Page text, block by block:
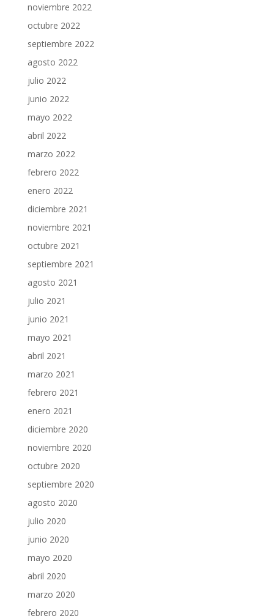
noviembre 2022
octubre 2022
septiembre 2022
agosto 2022
julio 2022
junio 2022
mayo 2022
abril 2022
marzo 2022
febrero 2022
enero 2022
diciembre 2021
noviembre 2021
octubre 2021
septiembre 2021
agosto 2021
julio 2021
junio 2021
mayo 2021
abril 2021
marzo 2021
febrero 2021
enero 2021
diciembre 2020
noviembre 2020
octubre 2020
septiembre 2020
agosto 2020
julio 2020
junio 2020
mayo 2020
abril 2020
marzo 2020
febrero 2020